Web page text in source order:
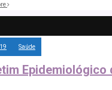
Saúde
Epidemiológico